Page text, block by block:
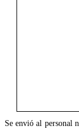
Se envió al personal